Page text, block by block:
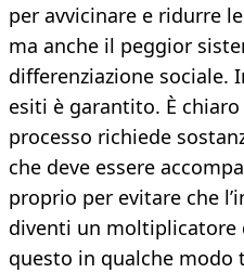
per avvicinare e ridurre
ma anche il peggior
differenziazione sociale.
esiti è garantito. È
processo richiede
che deve essere
proprio per evitare che
diventi un moltiplicatore
questo in qualche modo